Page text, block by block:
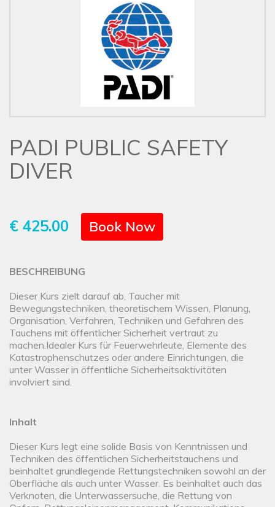
PADI PUBLIC SAFETY
DIVER
€ 425.00 Book Now
BESCHREIBUNG
Dieser Kurs zielt darauf ab, Taucher mit
Bewegungstechniken, theoretischem Wissen, Planung,
Organisation, Verfahren, Techniken und Gefahren des
Tauchens mit öffentlicher Sicherheit vertraut zu
machen.Idealer Kurs für Feuerwehrleute, Elemente des
Katastrophenschutzes oder andere Einrichtungen, die
unter Wasser in öffentliche Sicherheitsaktivitäten
involviert sind.
Inhalt
Dieser Kurs legt eine solide Basis von Kenntnissen und
Techniken des öffentlichen Sicherheitstauchens und
beinhaltet grundlegende Rettungstechniken sowohl an der
Oberfläche als auch unter Wasser. Es beinhaltet auch das
Verknoten, die Unterwassersuche, die Rettung von